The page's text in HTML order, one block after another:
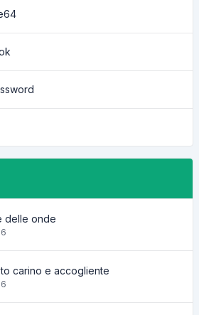
delle onde
carino e accogliente